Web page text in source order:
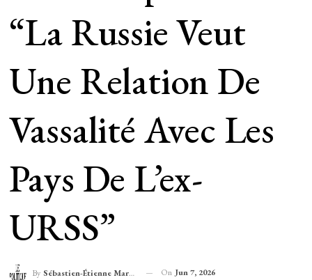
“la Russie Veut
Une Relation De
Vassalité Avec Les
Pays De L’ex-
URSS”
By Sébastien-Étienne Marechal On Jun 7, 2026